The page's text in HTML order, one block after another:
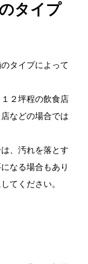
タイプ
タイプによって
２坪程の飲食店
などの場合では
、汚れを落とす
なる場合もあり
てください。